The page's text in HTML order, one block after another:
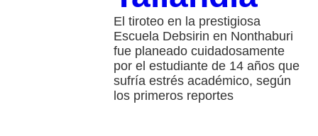
El tiroteo en la prestigiosa
Escuela Debsirin en Nonthaburi
fue planeado cuidadosamente
por el estudiante de 14 años que
sufría estrés académico, según
los primeros reportes